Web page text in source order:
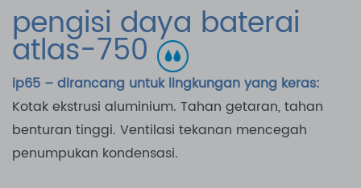
pengisi daya baterai
atlas-750
ip65 – dirancang untuk lingkungan yang keras:
Kotak ekstrusi aluminium. Tahan getaran, tahan
benturan tinggi. Ventilasi tekanan mencegah
penumpukan kondensasi.